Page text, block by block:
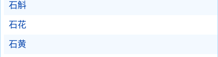
石斛
石花
石黄